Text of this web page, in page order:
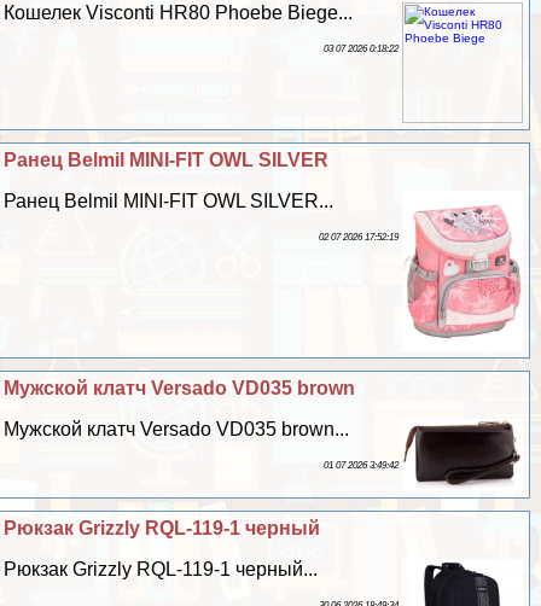
Кошелек Visconti HR80 Phoebe Biege...
03 07 2026 0:18:22
Ранец Belmil MINI-FIT OWL SILVER
Ранец Belmil MINI-FIT OWL SILVER...
02 07 2026 17:52:19
Мужской клатч Versado VD035 brown
Мужской клатч Versado VD035 brown...
01 07 2026 3:49:42
Рюкзак Grizzly RQL-119-1 черный
Рюкзак Grizzly RQL-119-1 черный...